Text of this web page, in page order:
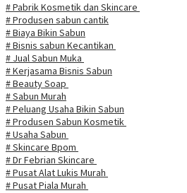
# Pabrik Kosmetik dan Skincare
# Produsen sabun cantik
# Biaya Bikin Sabun
# Bisnis sabun Kecantikan
# Jual Sabun Muka
# Kerjasama Bisnis Sabun
# Beauty Soap
# Sabun Murah
# Peluang Usaha Bikin Sabun
# Produsen Sabun Kosmetik
# Usaha Sabun
# Skincare Bpom
# Dr Febrian Skincare
# Pusat Alat Lukis Murah
# Pusat Piala Murah